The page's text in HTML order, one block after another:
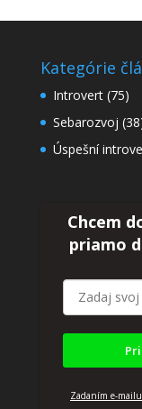
Kategórie
Introvert(75)
Sebarozvoj
Úspešní
Chcem
priamo
Zadaním e-